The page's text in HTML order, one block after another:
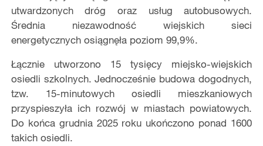
utwardzonych dróg oraz usług autobusowych.
Średnia niezawodność wiejskich sieci
energetycznych osiągnęła poziom 99,9%.
Łącznie utworzono 15 tysięcy miejsko-wiejskich
osiedli szkolnych. Jednocześnie budowa dogodnych,
tzw. 15-minutowych osiedli mieszkaniowych
przyspieszyła ich rozwój w miastach powiatowych.
Do końca grudnia 2025 roku ukończono ponad 1600
takich osiedli.